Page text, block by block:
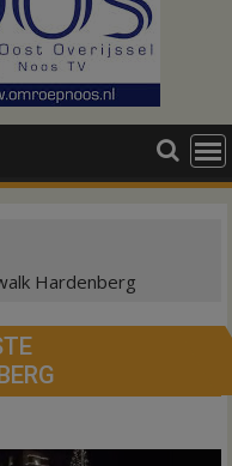
Hardenberg